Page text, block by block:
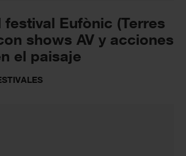
festival Eufònic (Terres
shows AV y acciones
el paisaje